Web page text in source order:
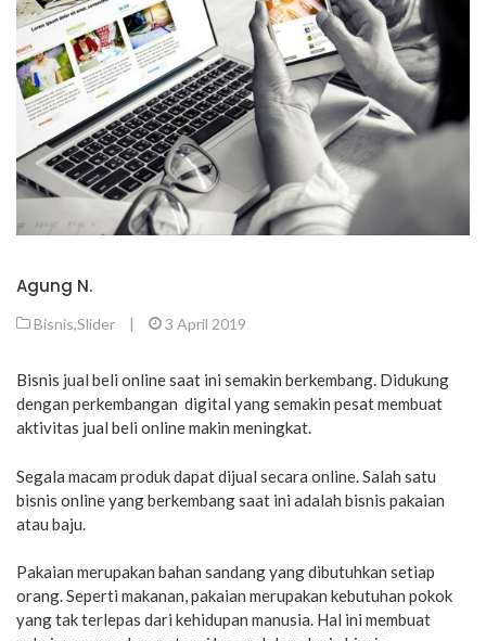
Agung N.
Bisnis,Slider | 3 April 2019
Bisnis jual beli online saat ini semakin berkembang. Didukung
dengan perkembangan digital yang semakin pesat membuat
aktivitas jual beli online makin meningkat.
Segala macam produk dapat dijual secara online. Salah satu
bisnis online yang berkembang saat ini adalah bisnis pakaian
atau baju.
Pakaian merupakan bahan sandang yang dibutuhkan setiap
orang. Seperti makanan, pakaian merupakan kebutuhan pokok
yang tak terlepas dari kehidupan manusia. Hal ini membuat